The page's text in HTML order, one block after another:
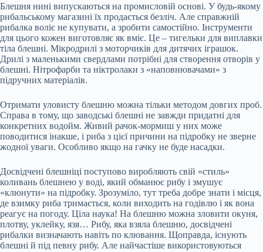
Блешня нині випускаються на промисловій основі. У будь-якому
рибальському магазині їх продається безліч. Але справжній
рибалка воліє не купувати, а зробити самостійно. Інструменти
для цього кожен виготовляє як вміє. Це – тигельки для виплавки
тіла блешні. Мікродрилі з моторчиків для дитячих іграшок.
Дрилі з маленькими свердлами потрібні для створення отворів у
блешні. Нітрофарби та ніктролаки з «наповнювачами» з
підручних матеріалів.
Отримати уловисту блешню можна тільки методом довгих проб.
Справа в тому, що заводські блешні не завжди придатні для
конкретних водойм. Живий рачок-мормиш у них може
поводитися інакше, і риба з цієї причини на підробку не зверне
жодної уваги. Особливо якщо на гачку не буде насадки.
Досвідчені блешніці поступово виробляють свій «стиль»
коливань блешнею у воді, який обманює рибу і змушує
«клюнути» на підробку. Зрозуміло, тут треба добре знати і місця,
де взимку риба тримається, коли виходить на годівлю і як вона
реагує на погоду. Ціла наука! На блешню можна зловити окуня,
плотву, уклейку, язя… Рибу, яка взяла блешню, досвідчені
рибалки визначають навіть по клювання. Щоправда, існують
блешні й під певну рибу. Але найчастіше використовуються